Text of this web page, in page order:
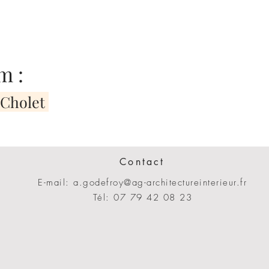
:
Contact
E-mail:a.godefroy@ag-architectureinterieur.fr
Tél: 07 79 42 08 23